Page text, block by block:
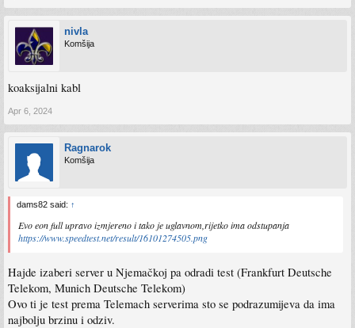
nivla
Komšija
koaksijalni kabl
Apr 6, 2024
Ragnarok
Komšija
dams82 said: ↑
Evo eon full upravo izmjereno i tako je uglavnom,rijetko ima odstupanja
https://www.speedtest.net/result/16101274505.png
Hajde izaberi server u Njemačkoj pa odradi test (Frankfurt Deutsche
Telekom, Munich Deutsche Telekom)
Ovo ti je test prema Telemach serverima sto se podrazumijeva da ima
najbolju brzinu i odziv.